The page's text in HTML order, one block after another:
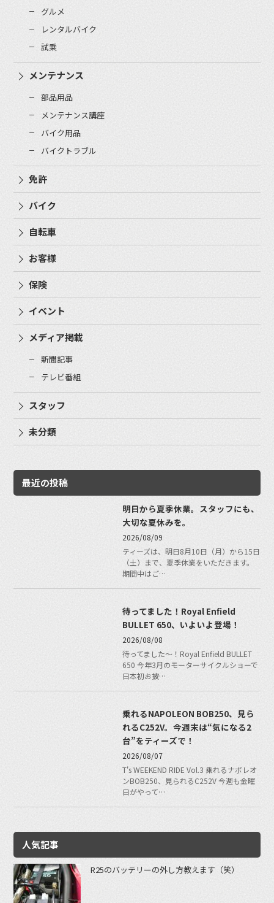
グルメ
レンタルバイク
試乗
メンテナンス
部品用品
メンテナンス講座
バイク用品
バイクトラブル
免許
バイク
自転車
お客様
保険
イベント
メディア掲載
新聞記事
テレビ番組
スタッフ
未分類
最近の投稿
明日から夏季休業。スタッフにも、
大切な夏休みを。
2026/08/09
ティーズは、明日8月10日（月）から15日
（土）まで、夏季休業をいただきます。
期間中はご…
待ってました！Royal Enfield
BULLET 650、いよいよ登場！
2026/08/08
待ってました〜！Royal Enfield BULLET
650 今年3月のモーターサイクルショーで
日本初お披…
乗れるNAPOLEON BOB250、見ら
れるC252V。今週末は“気になる2
台”をティーズで！
2026/08/07
T's WEEKEND RIDE Vol.3 乗れるナポレオ
ンBOB250、見られるC252V 今週も金曜
日がやって…
人気記事
R25のバッテリーの外し方教えます（笑）